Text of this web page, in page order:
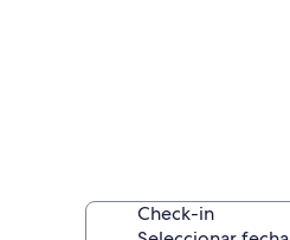
Check-in